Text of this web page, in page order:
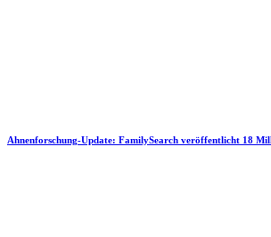
Ahnenforschung-Update: FamilySearch veröffentlicht 18